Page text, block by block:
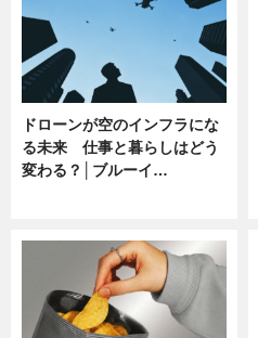
ドローンが空のインフラにな
る未来 仕事と暮らしはどう
変わる？│ブルーイ…